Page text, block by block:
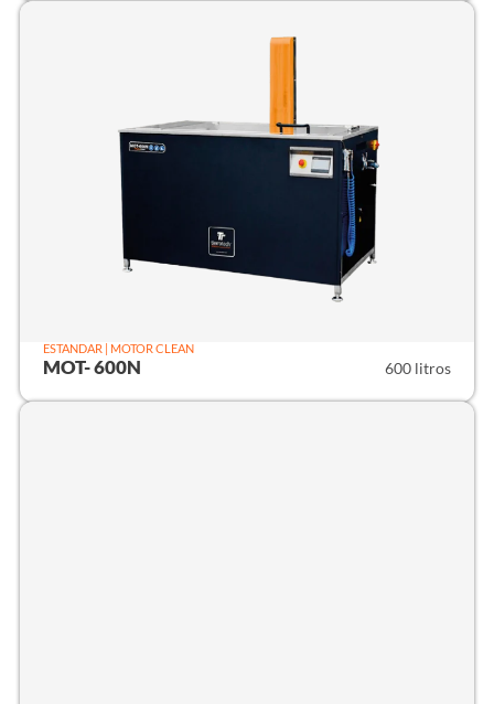
ESTANDAR | MOTOR CLEAN
MOT- 600N 600 litros